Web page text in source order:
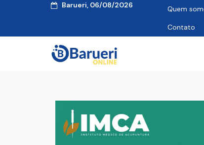
Barueri, 06/08/2026 Quem
Contato